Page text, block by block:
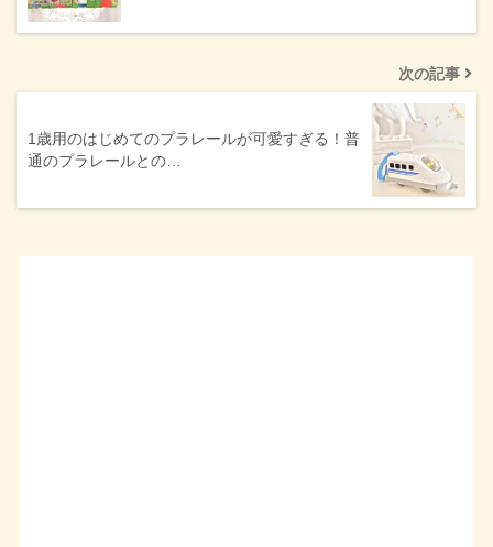
次の記事
1歳用のはじめてのプラレールが可愛すぎる！普
通のプラレールとの…